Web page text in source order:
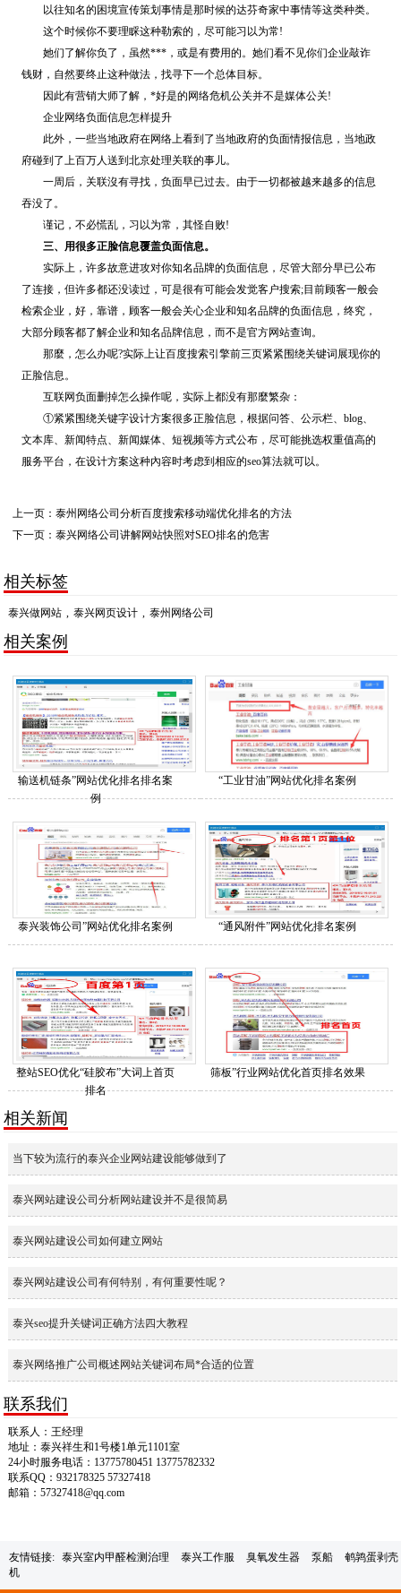
以往知名的困境宣传策划事情是那时候的达芬奇家中事情等这类种类。
这个时候你不要理睬这种勒索的，尽可能习以为常!
她们了解你负了，虽然***，或是有费用的。她们看不见你们企业敲诈
钱财，自然要终止这种做法，找寻下一个总体目标。
因此有营销大师了解，*好是的网络危机公关并不是媒体公关!
企业网络负面信息怎样提升
此外，一些当地政府在网络上看到了当地政府的负面情报信息，当地政
府碰到了上百万人送到北京处理关联的事儿。
一周后，关联沒有寻找，负面早已过去。由于一切都被越来越多的信息
吞没了。
谨记，不必慌乱，习以为常，其怪自败!
三、用很多正脸信息覆盖负面信息。
实际上，许多故意进攻对你知名品牌的负面信息，尽管大部分早已公布
了连接，但许多都还没读过，可是很有可能会发觉客户搜索;目前顾客一般会
检索企业，好，靠谱，顾客一般会关心企业和知名品牌的负面信息，终究，
大部分顾客都了解企业和知名品牌信息，而不是官方网站查询。
那麼，怎么办呢?实际上让百度搜索引擎前三页紧紧围绕关键词展现你的
正脸信息。
互联网负面删掉怎么操作呢，实际上都没有那麼繁杂：
①紧紧围绕关键字设计方案很多正脸信息，根据问答、公示栏、blog、
文本库、新闻特点、新闻媒体、短视频等方式公布，尽可能挑选权重值高的
服务平台，在设计方案这种內容时考虑到相应的seo算法就可以。
上一页：泰州网络公司分析百度搜索移动端优化排名的方法
下一页：泰兴网络公司讲解网站快照对SEO排名的危害
相关标签
泰兴做网站 , 泰兴网页设计 , 泰州网络公司
相关案例
输送机链条”网站优化排名排名案
例
“工业甘油”网站优化排名案例
泰兴装饰公司”网站优化排名案例 “通风附件”网站优化排名案例
整站SEO优化“硅胶布”大词上首页
排名
筛板”行业网站优化首页排名效果
相关新闻
当下较为流行的泰兴企业网站建设能够做到了
泰兴网站建设公司分析网站建设并不是很简易
泰兴网站建设公司如何建立网站
泰兴网站建设公司有何特别，有何重要性呢？
泰兴seo提升关键词正确方法四大教程
泰兴网络推广公司概述网站关键词布局*合适的位置
联系我们
联系人：王经理
地址：泰兴祥生和1号楼1单元1101室
24小时服务电话：13775780451 13775782332
联系QQ：932178325 57327418
邮箱：57327418@qq.com
友情链接: 泰兴室内甲醛检测治理 泰兴工作服 臭氧发生器 泵船
鹌鹑蛋剥壳
机